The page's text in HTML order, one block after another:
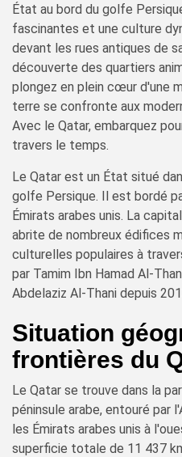
État au bord du golfe
fascinantes et une culture
devant les rues antiques de
découverte des quartiers
plongez en plein cœur d'une
terre se confronte aux
Avec le Qatar, embarquez
travers le temps.
Le Qatar est un État situé
golfe Persique. Il est bordé
Émirats arabes unis. La
abrite de nombreux édifices
culturelles populaires à
par Tamim Ibn Hamad Al-
Abdelaziz Al-Thani depuis
Situation
frontières du
Le Qatar se trouve dans la
péninsule arabe, entouré par
les Émirats arabes unis à
superficie totale de 11 437